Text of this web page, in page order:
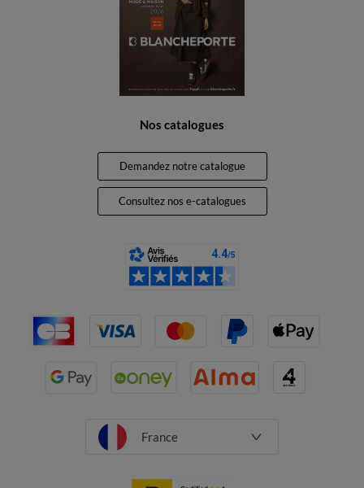
Nos catalogues
Demandez notre catalogue
Consultez nos e-catalogues
France